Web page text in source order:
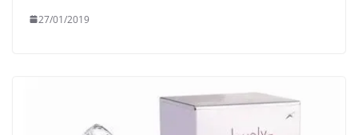
27/01/2019